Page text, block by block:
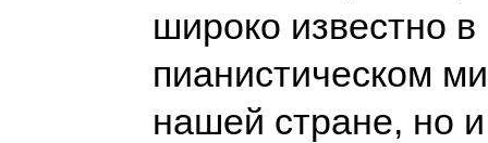
широко известно
пианистическом
нашей стране, но